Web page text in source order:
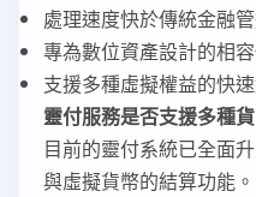
處理速度快於傳統金融
專為數位資產設計的相
支援多種虛擬權益的快
靈付服務是否支援多種
目前的靈付系統已全面
與虛擬貨幣的結算功能